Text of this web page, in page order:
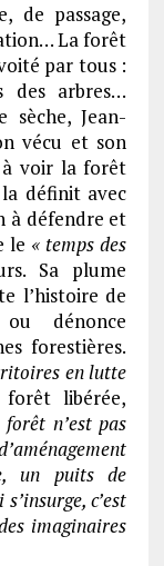
de passage,
La forêt
par tous :
des arbres…
sèche, Jean-
vécu et son
voir la forêt
définit avec
à défendre et
le « temps des
Sa plume
l’histoire de
dénonce
forestières.
en lutte
libérée,
forêt n’est pas
un puits de
c’est
imaginaires